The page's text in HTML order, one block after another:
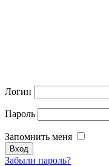
Логин
Пароль
Запомнить меня
Забыли пароль?